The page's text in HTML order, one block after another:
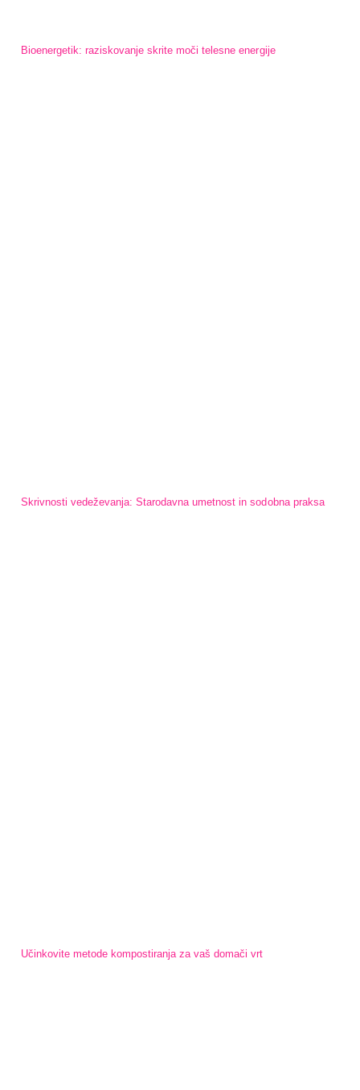
Bioenergetik: raziskovanje skrite moči telesne energije
Skrivnosti vedeževanja: Starodavna umetnost in sodobna praksa
Učinkovite metode kompostiranja za vaš domači vrt